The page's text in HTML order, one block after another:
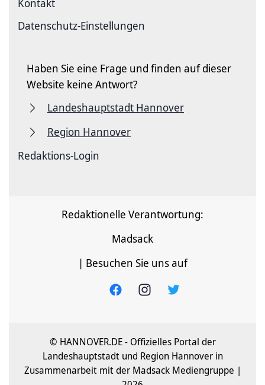
Kontakt
Datenschutz-Einstellungen
Haben Sie eine Frage und finden auf dieser
Website keine Antwort?
Landeshauptstadt Hannover
Region Hannover
Redaktions-Login
Redaktionelle Verantwortung:
Madsack
| Besuchen Sie uns auf
© HANNOVER.DE - Offizielles Portal der
Landeshauptstadt und Region Hannover in
Zusammenarbeit mit der Madsack Mediengruppe |